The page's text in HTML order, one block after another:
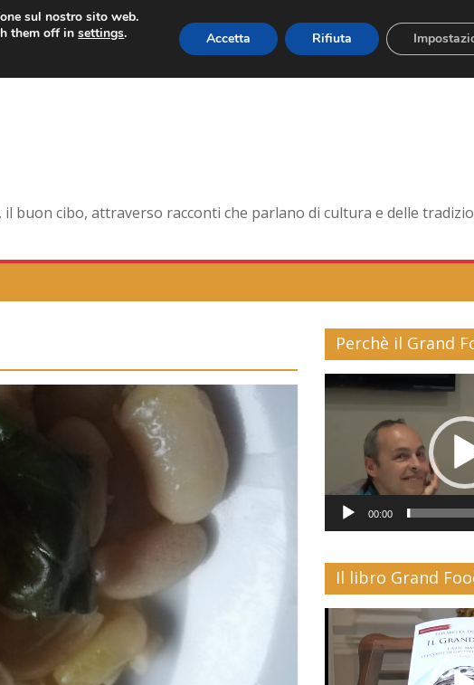
età
buon cibo, attraverso racconti che parlano di cultura e delle
Perchè il Grand
Video
Player
00:00
Il libro Grand
Player
sul nostro sito web.
them off insettings. Accetta Rifiuta